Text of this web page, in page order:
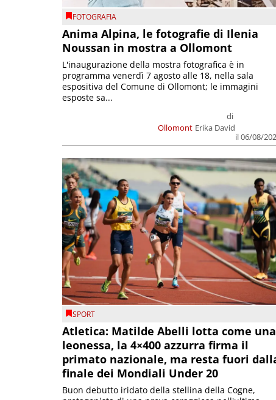
FOTOGRAFIA
Anima Alpina, le fotografie di Ilenia
Noussan in mostra a Ollomont
Ollomont
di
Erika David
il 06/08/
L'inaugurazione della mostra fotografica è in
programma venerdì 7 agosto alle 18, nella sala
espositiva del Comune di Ollomont; le immagini
esposte sa...
SPORT
Atletica: Matilde Abelli lotta come una
leonessa, la 4×400 azzurra firma il
primato nazionale, ma resta fuori
finale dei Mondiali Under 20
Buon debutto iridato della stellina della Cogne,